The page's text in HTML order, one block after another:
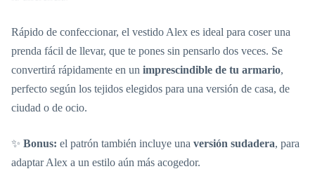
Rápido de confeccionar, el vestido Alex es ideal para coser una
prenda fácil de llevar, que te pones sin pensarlo dos veces. Se
convertirá rápidamente en un imprescindible de tu armario,
perfecto según los tejidos elegidos para una versión de casa, de
ciudad o de ocio.
✨ Bonus: el patrón también incluye una versión sudadera, para
adaptar Alex a un estilo aún más acogedor.